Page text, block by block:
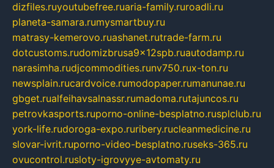
dizfiles.ruyoutubefree.ruaria-family.ruroadli.ru
planeta-samara.rumysmartbuy.ru
matrasy-kemerovo.ruashanet.rutrade-farm.ru
dotcustoms.rudomizbrusa9x12spb.ruautodamp.ru
narasimha.rudjcommodities.runv750.rux-ton.ru
newsplain.rucardvoice.rumodopaper.rumanunae.ru
gbget.rualfeihavsalnassr.rumadoma.rutajuncos.ru
petrovkasports.ruporno-online-besplatno.rusplclub.ru
york-life.rudoroga-expo.ruribery.rucleanmedicine.ru
slovar-ivrit.ruporno-video-besplatno.ruseks-365.ru
ovucontrol.rusloty-igrovyye-avtomaty.ru